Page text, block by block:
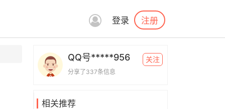
登录 注册
QQ号*****956
分享了337条信息
关注
相关推荐